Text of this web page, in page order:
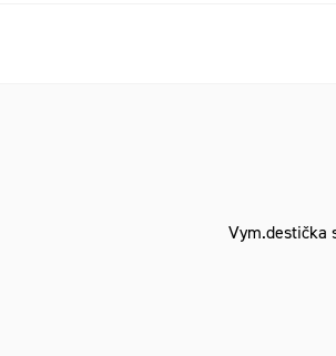
Vym.destička